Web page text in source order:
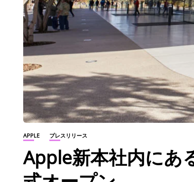
APPLE プレスリリース
Apple新本社内にあ